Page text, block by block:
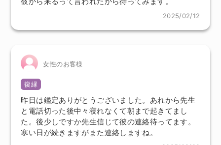
2025/02/12
女性のお客様
復縁
昨日は鑑定ありがとうございました。あれから先生
と電話切った後中々寝れなくて朝まで起きてまし
た。後少しですか先生信じて彼の連絡待ってます。
寒い日が続きますがまた連絡しますね。